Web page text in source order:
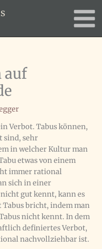
Main
auf
Verbot. Tabus können,
sind, sehr
in welcher Kultur man
etwas von einem
immer rational
sich in einer
gut kennt, kann es
Tabus bricht, indem man
nicht kennt. In dem
definiertes Verbot,
nachvollziehbar ist.